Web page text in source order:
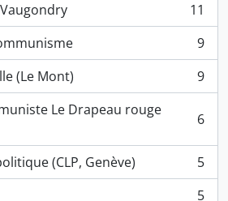
11
9
(Le Mont)
9
Le Drapeau rouge
6
(CLP, Genève)
5
5